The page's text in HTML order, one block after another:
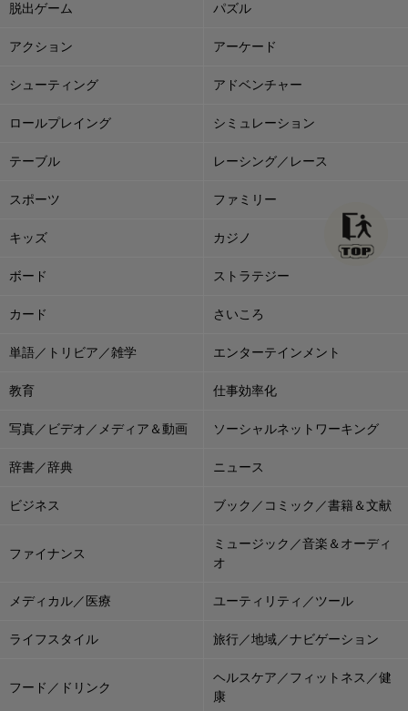
脱出ゲーム パズル
アクション アーケード
シューティング アドベンチャー
ロールプレイング シミュレーション
テーブル レーシング／レース
スポーツ ファミリー
キッズ カジノ
ボード ストラテジー
カード さいころ
単語／トリビア／雑学 エンターテインメント
教育 仕事効率化
写真／ビデオ／メディア＆動画 ソーシャルネットワーキング
辞書／辞典 ニュース
ビジネス ブック／コミック／書籍＆文献
ファイナンス
ミュージック／音楽＆オーディ
オ
メディカル／医療 ユーティリティ／ツール
ライフスタイル 旅行／地域／ナビゲーション
フード／ドリンク
ヘルスケア／フィットネス／健
康